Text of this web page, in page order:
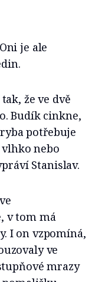
je ale
že ve dvě
Budík cinkne,
potřebuje
nebo
Stanislav.
v tom má
I on vzpomíná,
ve
mrazy